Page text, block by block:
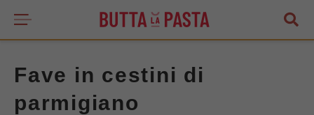
Fave in cestini di
parmigiano